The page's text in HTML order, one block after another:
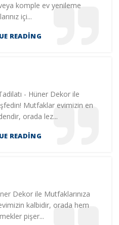
komple ev yenileme
içi...
READING
- Hüner Dekor ile
Mutfaklar evimizin en
orada lez...
READING
Dekor ile Mutfaklarınıza
kalbidir, orada hem
pişer...